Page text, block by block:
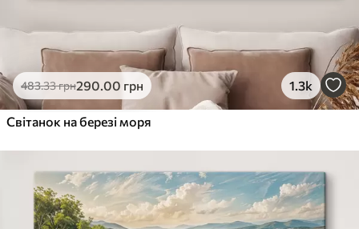
483.33грн290.00 грн 1.3k
Світанок на березі моря